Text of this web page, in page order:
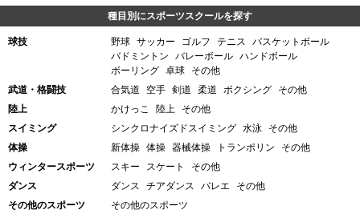
種目別にスポーツスクールを探す
球技 野球 サッカー ゴルフ テニス
バスケットボール
バドミントン
バレーボール ハンドボール
ボーリング 卓球
その他
武道・格闘技
合気道 空手 剣道 柔道 ボクシング
その他
陸上
かけっこ 陸上
その他
スイミング
シンクロナイズドスイミング 水泳
その他
体操
新体操 体操 器械体操 トランポリン
その他
ウィンタースポーツ
スキー スケート
その他
ダンス
ダンス チアダンス バレエ
その他
その他のスポーツ
その他のスポーツ